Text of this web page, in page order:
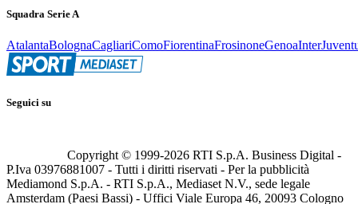
Squadra Serie A
AtalantaBolognaCagliariComoFiorentinaFrosinoneGenoaInter
Seguici su
Copyright © 1999-2026 RTI S.p.A. Business Digital -
P.Iva 03976881007 - Tutti i diritti riservati - Per la pubblicità
Mediamond S.p.A. - RTI S.p.A., Mediaset N.V., sede legale
Amsterdam (Paesi Bassi) - Uffici Viale Europa 46, 20093 Cologno